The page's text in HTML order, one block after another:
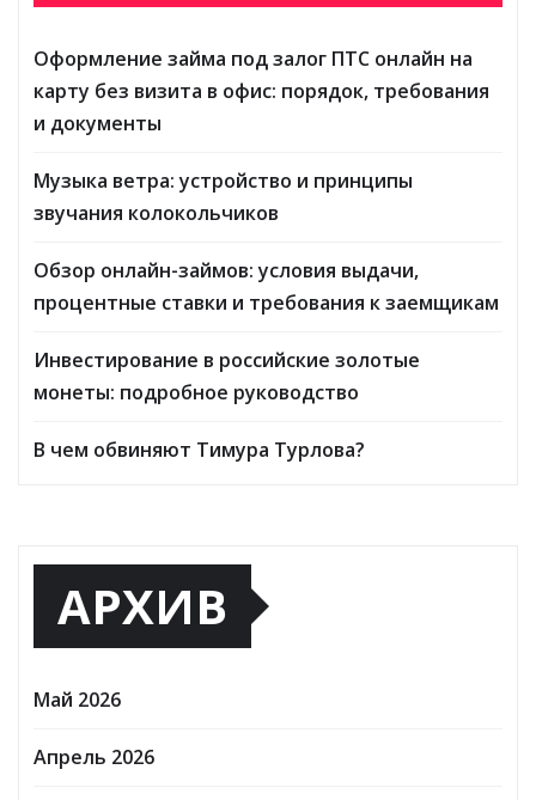
Оформление займа под залог ПТС онлайн на
карту без визита в офис: порядок, требования
и документы
Музыка ветра: устройство и принципы
звучания колокольчиков
Обзор онлайн-займов: условия выдачи,
процентные ставки и требования к заемщикам
Инвестирование в российские золотые
монеты: подробное руководство
В чем обвиняют Тимура Турлова?
АРХИВ
Май 2026
Апрель 2026